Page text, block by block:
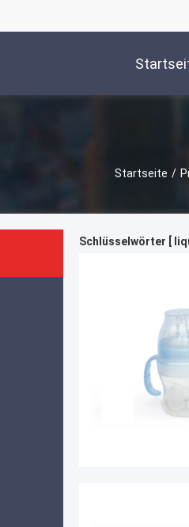
Startseite /
Schlüsselwörter [